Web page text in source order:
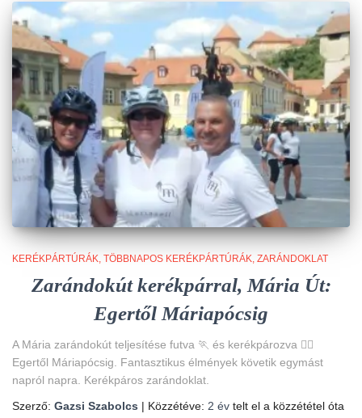
KERÉKPÁRTÚRÁK TÖBBNAPOS KERÉKPÁRTÚRÁK ZARÁNDOKLAT
Zarándokút kerékpárral, Mária Út:
Egertől Máriapócsig
A Mária zarándokút teljesítése futva 🏃 és kerékpározva 🚴‍♀️
Egertől Máriapócsig. Fantasztikus élmények követik egymást
napról napra. Kerékpáros zarándoklat.
Szerző: Gazsi Szabolcs | Közzétéve: 2 év telt el a közzététel óta